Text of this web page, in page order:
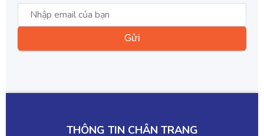
THÔNG TIN CHÂN TRANG